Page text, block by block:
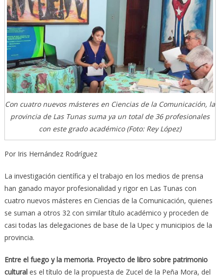
Con cuatro nuevos másteres en Ciencias de la Comunicación, la
provincia de Las Tunas suma ya un total de 36 profesionales
con este grado académico (Foto: Rey López)
Por Iris Hernández Rodríguez
La investigación científica y el trabajo en los medios de prensa
han ganado mayor profesionalidad y rigor en Las Tunas con
cuatro nuevos másteres en Ciencias de la Comunicación, quienes
se suman a otros 32 con similar título académico y proceden de
casi todas las delegaciones de base de la Upec y municipios de la
provincia.
Entre el fuego y la memoria. Proyecto de libro sobre patrimonio
culturales el título de la propuesta de Zucel de la Peña Mora, del